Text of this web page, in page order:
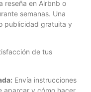
reseña en Airbnb o
semanas. Una
publicidad gratuita y
de tus
Envía instrucciones
aparcar y cómo hacer